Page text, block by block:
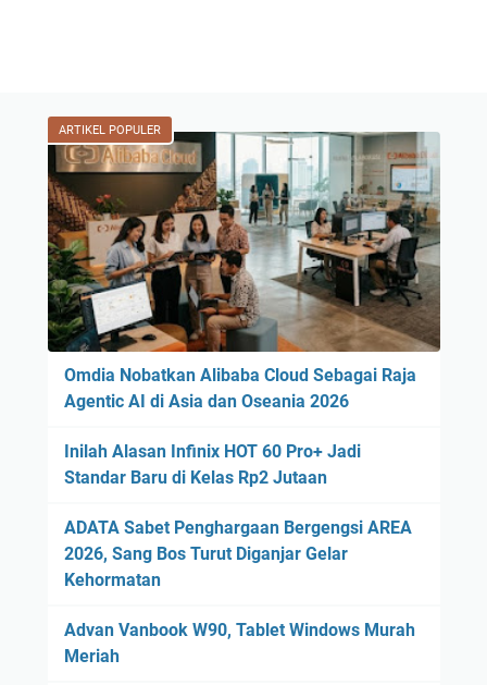
ARTIKEL POPULER
Omdia Nobatkan Alibaba Cloud Sebagai Raja
Agentic AI di Asia dan Oseania 2026
Inilah Alasan Infinix HOT 60 Pro+ Jadi
Standar Baru di Kelas Rp2 Jutaan
ADATA Sabet Penghargaan Bergengsi AREA
2026, Sang Bos Turut Diganjar Gelar
Kehormatan
Advan Vanbook W90, Tablet Windows Murah
Meriah